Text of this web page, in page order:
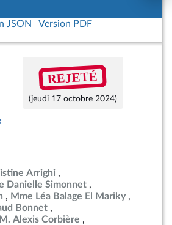
JSON
Version PDF
REJETÉ
(jeudi 17 octobre 2024)
Arrighi
Danielle Simonnet
Mme Léa Balage El Mariky
Bonnet
M. Alexis Corbière